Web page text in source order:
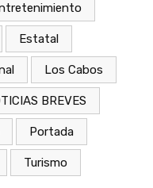
Estatal
Los Cabos
BREVES
Portada
Turismo